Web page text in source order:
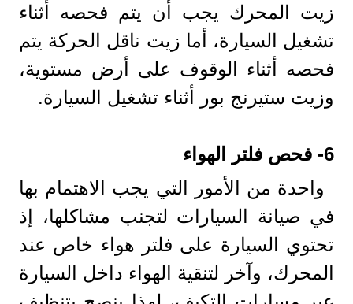
زيت المحرك يجب أن يتم فحصه أثناء
تشغيل السيارة، أما زيت ناقل الحركة يتم
فحصه أثناء الوقوف على أرض مستوية،
وزيت ستيرنج بور أثناء تشغيل السيارة.
6- فحص فلتر الهواء
واحدة من الأمور التي يجب الاهتمام بها
في صيانة السيارات لتجنب مشاكلها، إذ
تحتوي السيارة على فلتر هواء خاص عند
المحرك، وآخر لتنقية الهواء داخل السيارة